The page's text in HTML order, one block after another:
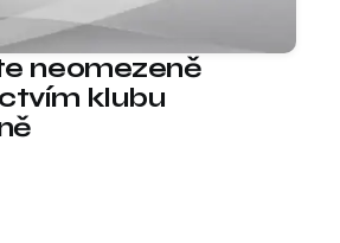
neomezeně
klubu